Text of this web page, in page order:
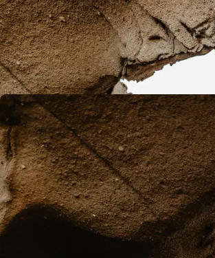
para cambiarse.
Por variedad, pero también en caso de
con las olas del océano :)